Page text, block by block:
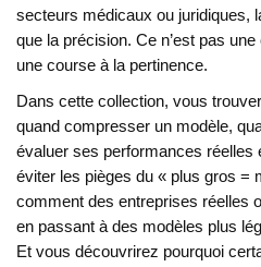
secteurs médicaux ou juridiques,
que la précision. Ce n’est pas
une course à la pertinence.
Dans cette collection, vous
quand compresser un modèle,
évaluer ses performances réelles
éviter les pièges du « plus gros =
comment des entreprises réelles
en passant à des modèles plus
Et vous découvrirez pourquoi